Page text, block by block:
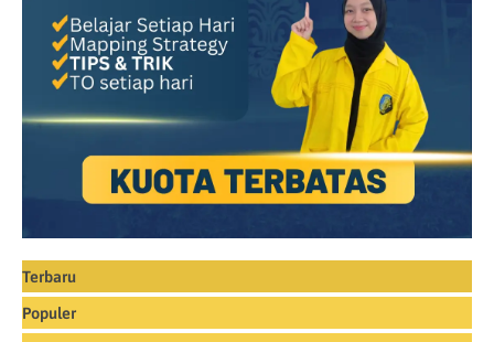
Terbaru
Populer